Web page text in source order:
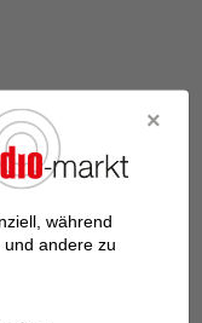
während
andere zu